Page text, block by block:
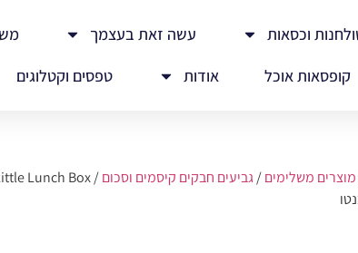
וכסאות עשה זאת בעצמך
קופסאות אוכל אודות טפסים וקטלוגים
מוצרים משלימים/גביעים חבקים קיסמים וסכום